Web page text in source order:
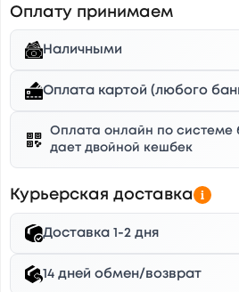
Оплату принимаем
Наличными
Оплата картой (любого
Оплата онлайн по системе
дает двойной кешбек
Курьерская доставка
Доставка 1-2 дня
14 дней обмен/возврат